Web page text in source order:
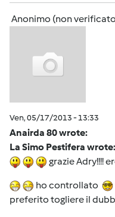
Anonimo (non
Ven, 05/17/2013 - 13:33
Anairda 80 wrote:
La Simo Pestifera wrote:
grazie Adry!!!!
ho controllato
preferito togliere il